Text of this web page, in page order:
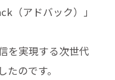
（アドバック）」
を実現する次世代
のです。